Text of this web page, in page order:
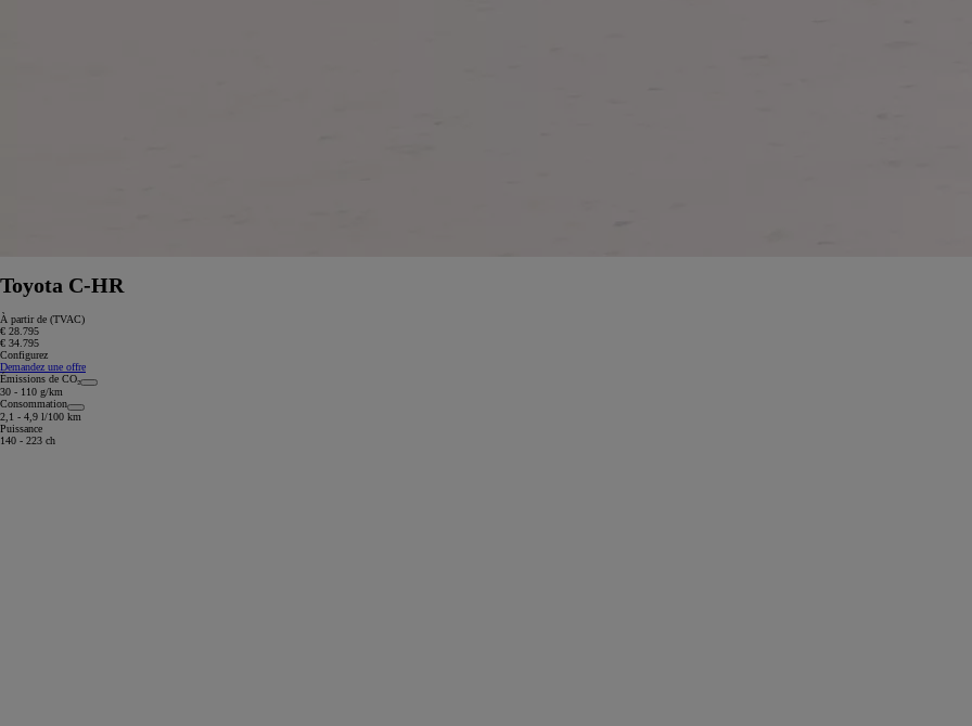
Toyota C-HR
À partir de (TVAC)
€ 28.795
€ 34.795
Configurez
Demandez une offre
Émissions de CO₂
30 - 110 g/km
Consommation
2,1 - 4,9 l/100 km
Puissance
140 - 223 ch